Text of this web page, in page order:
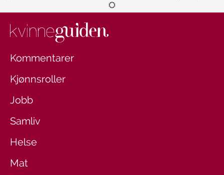
Kommentarer
Kjønnsroller
Jobb
Samliv
Helse
Mat